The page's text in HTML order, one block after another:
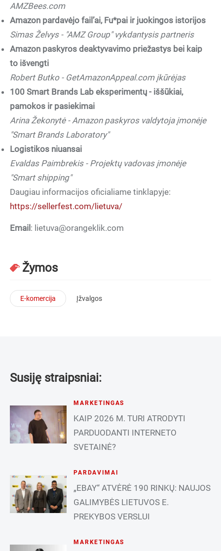
AMZBees.com
Amazon pardavėjo fail’ai, Fu*pai ir juokingos istorijos
Simas Želvys - "AMZ Group" vykdantysis partneris
Amazon paskyros deaktyvavimo priežastys bei kaip
to išvengti
Robert Butko - GetAmazonAppeal.com įkūrėjas
100 Smart Brands Lab eksperimentų - iššūkiai,
pamokos ir pasiekimai
Arina Žekonytė - Amazon paskyros valdytoja įmonėje
"Smart Brands Laboratory"
Logistikos niuansai
Evaldas Paimbrekis - Projektų vadovas įmonėje
"Smart shipping"
Daugiau informacijos oficialiame tinklapyje:
https://sellerfest.com/lietuva/
Email : lietuva@orangeklik.com
Žymos
E-komercija Įžvalgos
Susiję straipsniai:
MARKETINGAS
KAIP 2026 M. TURI ATRODYTI
PARDUODANTI INTERNETO
SVETAINĖ?
PARDAVIMAI
„EBAY“ ATVĖRĖ 190 RINKŲ: NAUJOS
GALIMYBĖS LIETUVOS E.
PREKYBOS VERSLUI
MARKETINGAS